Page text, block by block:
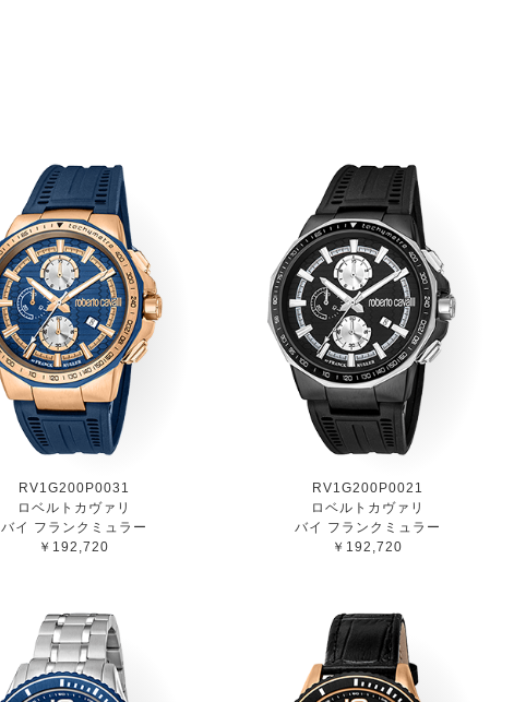
RV1G200P0031
ロベルトカヴァリ
バイ フランクミュラー
￥192,720
RV1G200P0021
ロベルトカヴァリ
バイ フランクミュラー
￥192,720